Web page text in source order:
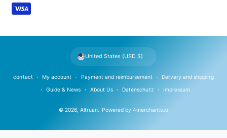
m
n
© 2026,Altruan. Powered by 4merchants.io
contact My account Payment and reimbursement Delivery and shipping
Guide & News About Us Datenschutz Impressum
United States (USD $)